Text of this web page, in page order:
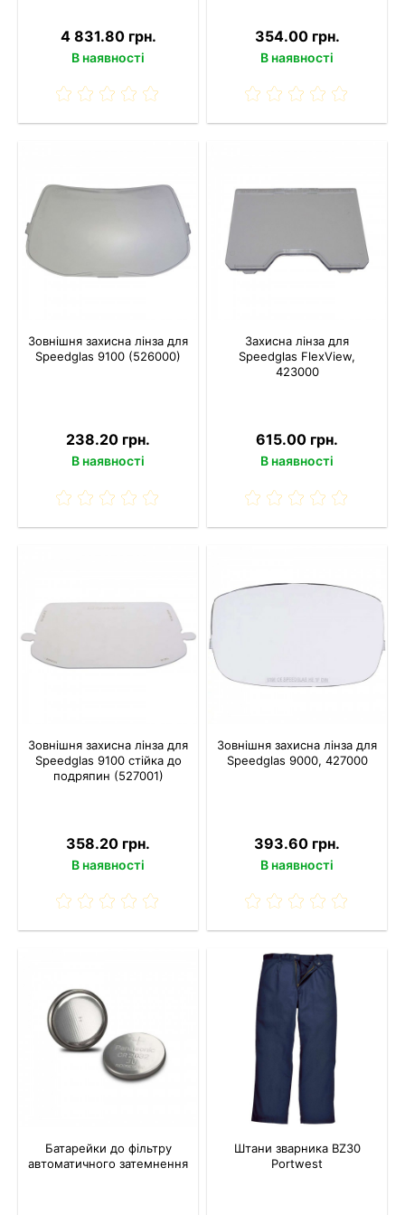
4 831.80 грн.
В наявності
354.00 грн.
В наявності
Зовнішня захисна лінза для
Speedglas 9100 (526000)
238.20 грн.
В наявності
Захисна лінза для
Speedglas FlexView,
423000
615.00 грн.
В наявності
Зовнішня захисна лінза для
Speedglas 9100 стійка до
подряпин (527001)
358.20 грн.
В наявності
Зовнішня захисна лінза для
Speedglas 9000, 427000
393.60 грн.
В наявності
Батарейки до фільтру
автоматичного затемнення
Штани зварника BZ30
Portwest